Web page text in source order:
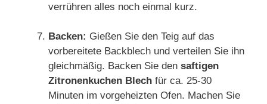
verrühren alles noch einmal kurz.
Backen: Gießen Sie den Teig auf das
vorbereitete Backblech und verteilen Sie ihn
gleichmäßig. Backen Sie den saftigen
Zitronenkuchen Blech für ca. 25-30
Minuten im vorgeheizten Ofen. Machen Sie